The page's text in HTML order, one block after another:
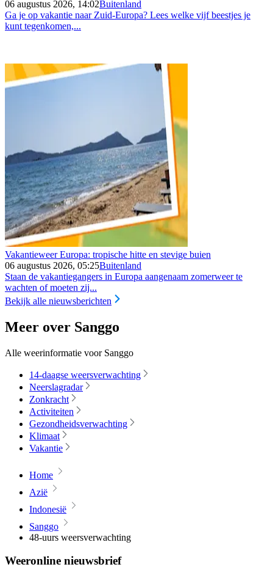
06 augustus 2026, 14:02Buitenland
Ga je op vakantie naar Zuid-Europa? Lees welke vijf beestjes je
kunt tegenkomen,...
Vakantieweer Europa: tropische hitte en stevige buien
06 augustus 2026, 05:25Buitenland
Staan de vakantiegangers in Europa aangenaam zomerweer te
wachten of moeten zij...
Bekijk alle nieuwsberichten
Meer over Sanggo
Alle weerinformatie voor Sanggo
14-daagse weersverwachting
Neerslagradar
Zonkracht
Activiteiten
Gezondheidsverwachting
Klimaat
Vakantie
Home
Azië
Indonesië
Sanggo
48-uurs weersverwachting
Weeronline nieuwsbrief